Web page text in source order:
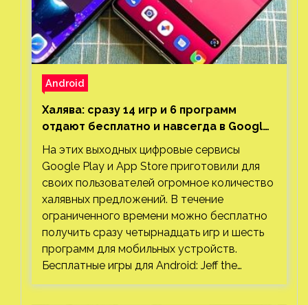
Android
Халява: сразу 14 игр и 6 программ
отдают бесплатно и навсегда в Google
Play и App Store. Есть проект с 1 млн
загрузок
На этих выходных цифровые сервисы
Google Play и App Store приготовили для
своих пользователей огромное количество
халявных предложений. В течение
ограниченного времени можно бесплатно
получить сразу четырнадцать игр и шесть
программ для мобильных устройств.
Бесплатные игры для Android: Jeff the…